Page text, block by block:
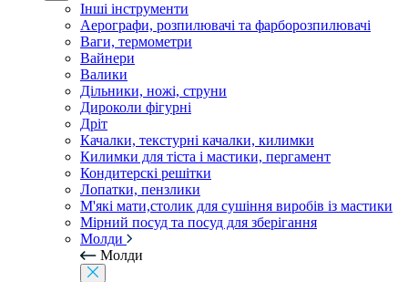
Інші інструменти
Аерографи, розпилювачі та фарборозпилювачі
Ваги, термометри
Вайнери
Валики
Дільники, ножі, струни
Дироколи фігурні
Дріт
Качалки, текстурні качалки, килимки
Килимки для тіста і мастики, пергамент
Кондитерскі решітки
Лопатки, пензлики
М'які мати,столик для сушіння виробів із мастики
Мірний посуд та посуд для зберігання
Молди
Молди